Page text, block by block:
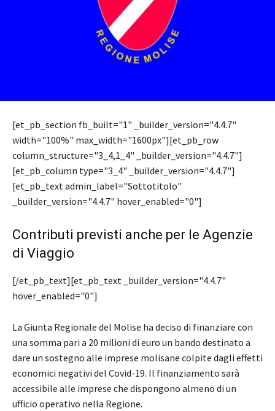
[et_pb_section fb_built="1" _builder_version="4.4.7"
width="100%" max_width="1600px"][et_pb_row
column_structure="3_4,1_4" _builder_version="4.4.7"]
[et_pb_column type="3_4" _builder_version="4.4.7"]
[et_pb_text admin_label="Sottotitolo"
_builder_version="4.4.7" hover_enabled="0"]
Contributi previsti anche per le Agenzie
di Viaggio
[/et_pb_text][et_pb_text _builder_version="4.4.7"
hover_enabled="0"]
La Giunta Regionale del Molise ha deciso di finanziare con
una somma pari a 20 milioni di euro un bando destinato a
dare un sostegno alle imprese molisane colpite dagli effetti
economici negativi del Covid-19. Il finanziamento sarà
accessibile alle imprese che dispongono almeno di un
ufficio operativo nella Regione.